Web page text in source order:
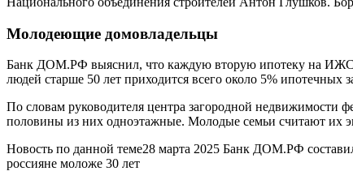
Молодеющие домовладельцы
Банк ДОМ.РФ выяснил, что каждую вторую ипотеку на ИЖС в
людей старше 50 лет приходится всего около 5%
По словам руководителя центра загородной
половины из них одноэтажные. Молодые семьи считают их
Новость по данной теме28 марта 2025 Банк ДОМ.РФ
россияне моложе 30 лет